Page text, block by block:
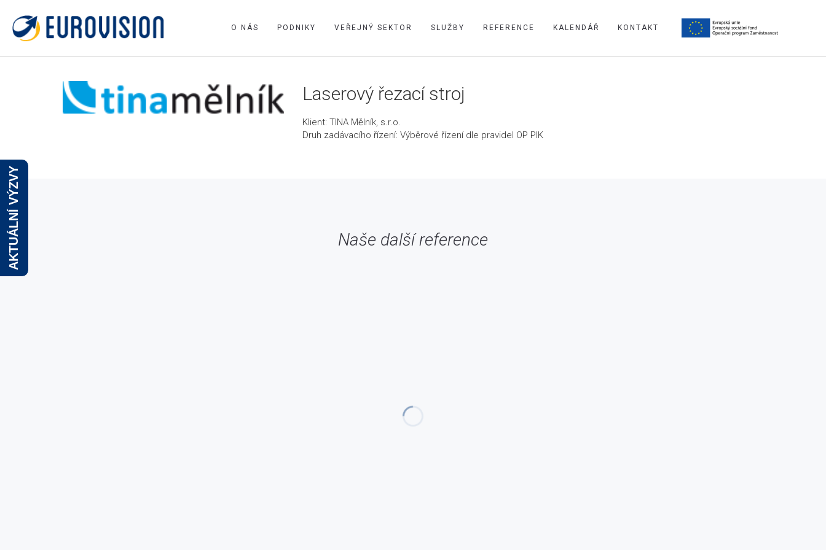
O NÁS PODNIKY VEŘEJNÝ SEKTOR SLUŽBY REFERENCE KALENDÁŘ KONTAKT
Laserový řezací stroj
Klient: TINA Mělník, s.r.o.
Druh zadávacího řízení: Výběrové řízení dle pravidel OP PIK
Naše další reference
AKTUÁLNÍ VÝZVY